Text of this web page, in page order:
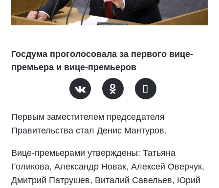
Госдума проголосовала за первого вице-
премьера и вице-премьеров
Первым заместителем председателя
Правительства стал Денис Мантуров.
Вице-премьерами утверждены: Татьяна
Голикова, Александр Новак, Алексей Оверчук,
Дмитрий Патрушев, Виталий Савельев, Юрий